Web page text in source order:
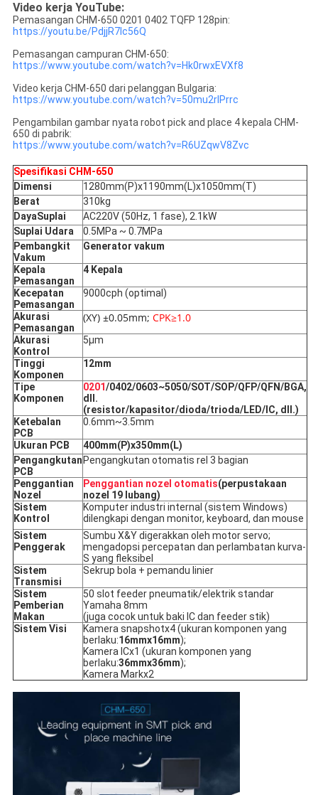
Video kerja YouTube:
Pemasangan CHM-650 0201 0402 TQFP 128pin:
https://youtu.be/PdjjR7lc56Q
Pemasangan campuran CHM-650:
https://www.youtube.com/watch?v=Hk0rwxEVXf8
Video kerja CHM-650 dari pelanggan Bulgaria:
https://www.youtube.com/watch?v=50mu2rlPrrc
Pengambilan gambar nyata robot pick and place 4 kepala CHM-
650 di pabrik:
https://www.youtube.com/watch?v=R6UZqwV8Zvc
Spesifikasi CHM-650
Dimensi
1280mm(P)x1190mm(L)x1050mm(T)
Berat
310kg
DayaSuplai
AC220V (50Hz, 1 fase), 2.1kW
Suplai Udara
0.5MPa ~ 0.7MPa
Pembangkit
Vakum
Generator vakum
Kepala
Pemasangan
4 Kepala
Kecepatan
Pemasangan
9000cph (optimal)
Akurasi
Pemasangan
(XY) ±0.05mm; CPK≥1.0
Akurasi
Kontrol
5μm
Tinggi
Komponen
12mm
Tipe
Komponen
0201/0402/0603~5050/SOT/SOP/QFP/QFN/BGA,
dll.
(resistor/kapasitor/dioda/trioda/LED/IC, dll.)
Ketebalan
PCB
0.6mm~3.5mm
Ukuran PCB
400mm(P)x350mm(L)
Pengangkutan
PCB
Pengangkutan otomatis rel 3 bagian
Penggantian
Nozel
Penggantian nozel otomatis(perpustakaan
nozel 19 lubang)
Sistem
Kontrol
Komputer industri internal (sistem Windows)
dilengkapi dengan monitor, keyboard, dan mouse
Sistem
Penggerak
Sumbu X&Y digerakkan oleh motor servo;
mengadopsi percepatan dan perlambatan kurva-
S yang fleksibel
Sistem
Transmisi
Sekrup bola + pemandu linier
Sistem
Pemberian
Makan
50 slot feeder pneumatik/elektrik standar
Yamaha 8mm
(juga cocok untuk baki IC dan feeder stik)
Sistem Visi
Kamera snapshotx4 (ukuran komponen yang
berlaku:16mmx16mm);
Kamera ICx1 (ukuran komponen yang
berlaku:36mmx36mm);
Kamera Markx2